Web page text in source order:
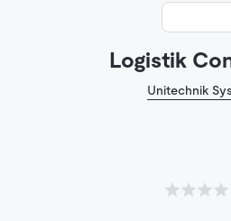
Logistik
Unitechnik